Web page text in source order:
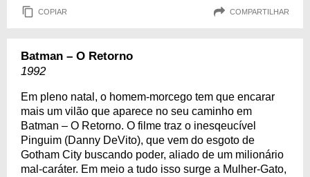
COPIAR COMPARTILHAR
Batman – O Retorno
1992
Em pleno natal, o homem-morcego tem que encarar
mais um vilão que aparece no seu caminho em
Batman – O Retorno. O filme traz o inesqeucível
Pinguim (Danny DeVito), que vem do esgoto de
Gotham City buscando poder, aliado de um milionário
mal-caráter. Em meio a tudo isso surge a Mulher-Gato,